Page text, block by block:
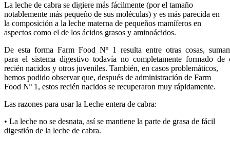
La leche de cabra se digiere más fácilmente (por el tamaño
notablemente más pequeño de sus moléculas) y es más parecida en
la composición a la leche materna de pequeños mamíferos en
aspectos como el de los ácidos grasos y aminoácidos.
De esta forma Farm Food Nº 1 resulta entre otras cosas,
para el sistema digestivo todavía no completamente formado de
recién nacidos y otros juveniles. También, en casos problemáticos,
hemos podido observar que, después de administración de Farm
Food Nº 1, estos recién nacidos se recuperaron muy rápidamente.
Las razones para usar la Leche entera de cabra:
• La leche no se desnata, así se mantiene la parte de grasa de fácil
digestión de la leche de cabra.